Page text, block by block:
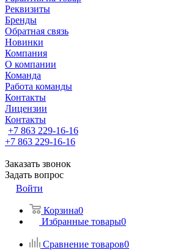
Реквизиты
Бренды
Обратная связь
Новинки
Компания
О компании
Команда
Работа команды
Контакты
Лицензии
Контакты
+7 863 229-16-16
+7 863 229-16-16
Заказать звонок
Задать вопрос
Войти
Корзина0
Избранные товары0
Сравнение товаров0